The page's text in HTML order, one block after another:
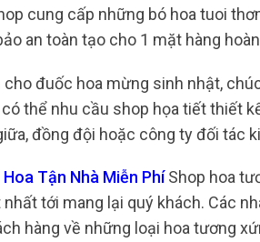
cung cấp những bó hoa tuoi
an toàn tạo cho 1 mặt hàng
đuốc hoa mừng sinh nhật,
thể nhu cầu shop họa tiết thiết
đồng đội hoặc công ty đối tác
Tận Nhà Miễn PhíShop hoa
tới mang lại quý khách. Các
hàng về những loại hoa tương